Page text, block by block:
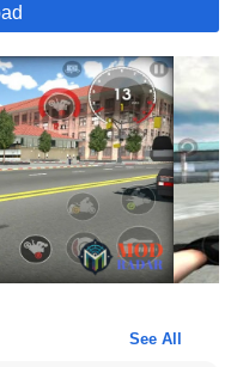
là một trò chơi đua xe đơn
kịch tính và thử thách.
của trò chơi này:
hiểm và đua xe
điều khiển motor băng
địa hình phức tạp,
ngờ. Mỗi pha xử lý đều
See All